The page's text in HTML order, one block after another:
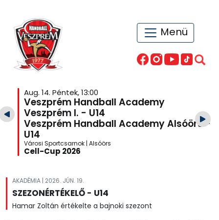
Menü
Aug. 14. Péntek, 13:00
Veszprém Handball Academy
Veszprém I. - U14
Veszprém Handball Academy Alsóörs -
U14
Városi Sportcsarnok | Alsóörs
Cell-Cup 2026
AKADÉMIA | 2026. JÚN. 19.
SZEZONÉRTÉKELŐ - U14
Hamar Zoltán értékelte a bajnoki szezont